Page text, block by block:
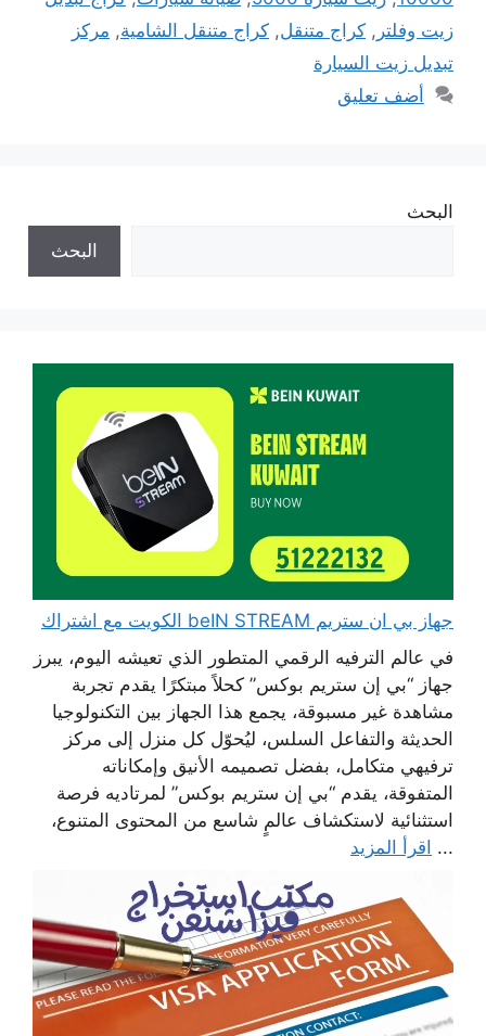
زيت وفلتر , كراج متنقل, كراج متنقل الشامية, مركز
تبديل زيت السيارة
أضف تعليق
البحث
البحث
جهاز بي ان ستريم beIN STREAM الكويت مع اشتراك
في عالم الترفيه الرقمي المتطور الذي تعيشه اليوم، يبرز
جهاز “بي إن ستريم بوكس” كحلاً مبتكرًا يقدم تجربة
مشاهدة غير مسبوقة، يجمع هذا الجهاز بين التكنولوجيا
الحديثة والتفاعل السلس، ليُحوّل كل منزل إلى مركز
ترفيهي متكامل، بفضل تصميمه الأنيق وإمكاناته
المتفوقة، يقدم “بي إن ستريم بوكس” لمرتاديه فرصة
استثنائية لاستكشاف عالمٍ شاسع من المحتوى المتنوع،
... اقرأ المزيد